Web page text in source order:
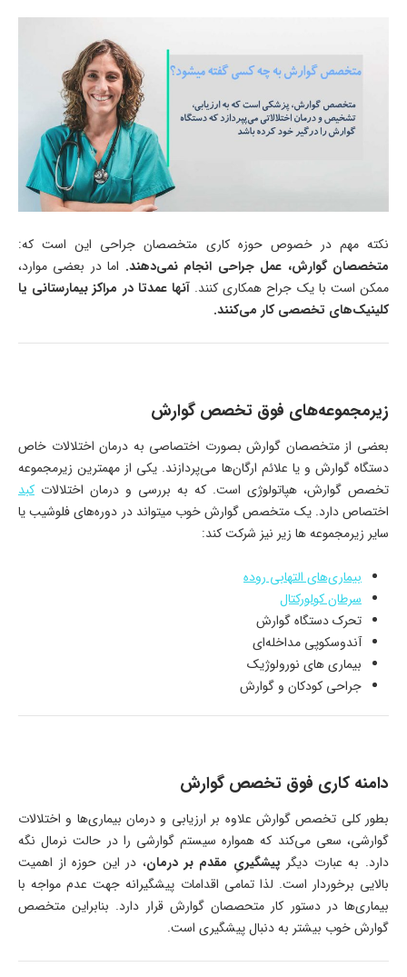
نکته مهم در خصوص حوزه کاری متخصصان جراحی این است که:
متخصصان گوارش، عمل جراحی انجام نمی‌دهند. اما در بعضی موارد،
ممکن است با یک جراح همکاری کنند.آنها عمدتا در مراکز بیمارستانی یا
کلینیک‌های تخصصی کار می‌کنند.
زیرمجموعه‌های فوق تخصص گوارش
بعضی از متخصصان گوارش بصورت اختصاصی به درمان اختلالات خاص
دستگاه گوارش و یا علائم ارگان‌ها می‌پردازند. یکی از مهمترین زیرمجموعه
تخصص گوارش، هپاتولوژی است. که به بررسی و درمان اختلالات کبد
اختصاص دارد. یک متخصص گوارش خوب میتواند در دوره‌های فلوشیب یا
سایر زیرمجموعه ها زیر نیز شرکت کند:
بیماری‌های التهابی روده
سرطان کولورکتال
تحرک دستگاه گوارش
آندوسکوپی مداخله‌ای
بیماری های نورولوژیک
جراحی کودکان و گوارش
دامنه کاری فوق تخصص گوارش
بطور کلی تخصص گوارش علاوه بر ارزیابی و درمان بیماری‌ها و اختلالات
گوارشی، سعی می‌کند که همواره سیستم گوارشی را در حالت نرمال نگه
دارد. به عبارت دیگر پیشگیریِ مقدم بر درمان، در این حوزه از اهمیت
بالایی برخوردار است. لذا تمامی اقدامات پیشگیرانه جهت عدم مواجه با
بیماری‌ها در دستور کار متحصصان گوارش قرار دارد. بنابراین متخصص
گوارش خوب بیشتر به دنبال پیشگیری است.